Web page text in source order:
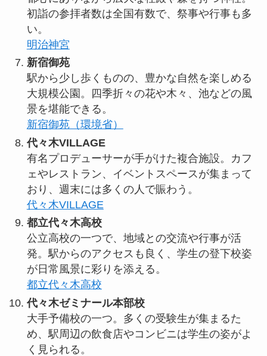
初詣の参拝者数は全国有数で、祭事や行事も多
い。
明治神宮
新宿御苑
駅から少し歩くものの、豊かな自然を楽しめる
大規模公園。四季折々の花や木々、池などの風
景を堪能できる。
新宿御苑（環境省）
代々木VILLAGE
有名プロデューサーが手がけた複合施設。カフ
ェやレストラン、イベントスペースが集まって
おり、週末には多くの人で賑わう。
代々木VILLAGE
都立代々木高校
公立高校の一つで、地域との交流や行事が活
発。駅からのアクセスも良く、学生の登下校姿
が日常風景に彩りを添える。
都立代々木高校
代々木ゼミナール本部校
大手予備校の一つ。多くの受験生が集まるた
め、駅周辺の飲食店やコンビニは学生の姿がよ
く見られる。